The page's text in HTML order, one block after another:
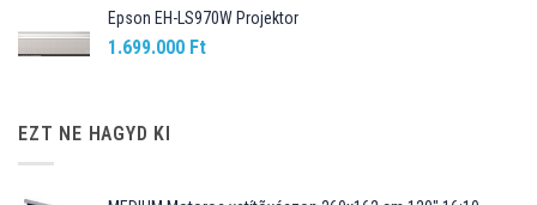
Epson EH-LS970W Projektor
1.699.000 Ft
EZT NE HAGYD KI